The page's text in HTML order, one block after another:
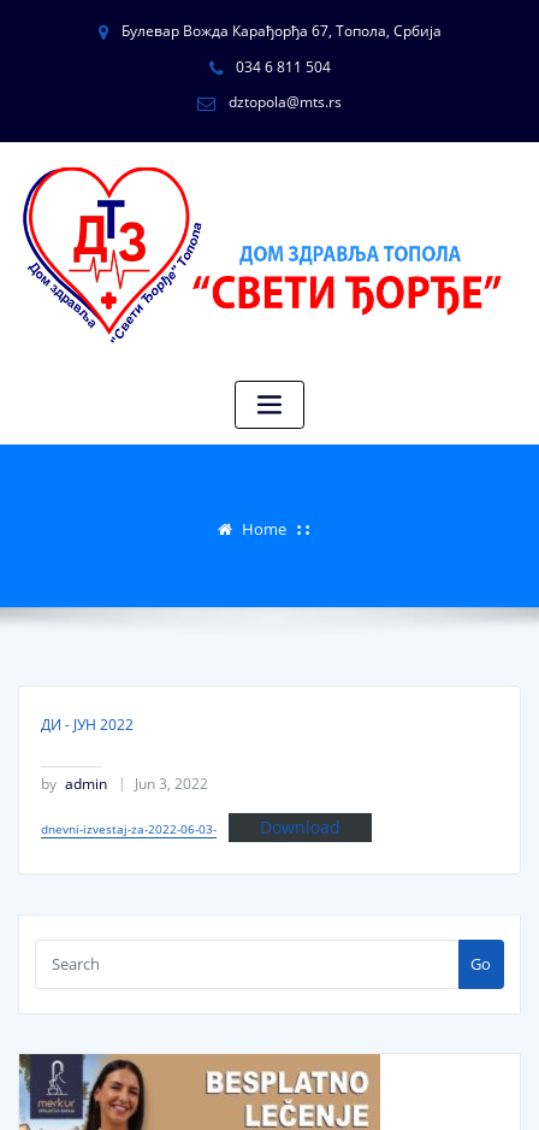
Булевар Вожда Карађорђа 67, Топола, Србија
034 6 811 504
dztopola@mts.rs
Home
ДИ - ЈУН 2022
by admin Jun 3, 2022
dnevni-izvestaj-za-2022-06-03- Download
Go